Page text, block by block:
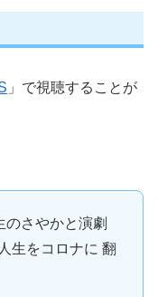
」で視聴することが
さやかと演劇
生をコロナに 翻